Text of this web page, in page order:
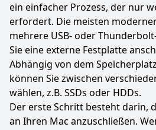
ein einfacher Prozess, der nur
erfordert. Die meisten
mehrere USB- oder
Sie eine externe Festplatte
Abhängig von dem
können Sie zwischen
wählen, z.B. SSDs oder HDDs.
Der erste Schritt besteht darin,
an Ihren Mac anzuschließen.